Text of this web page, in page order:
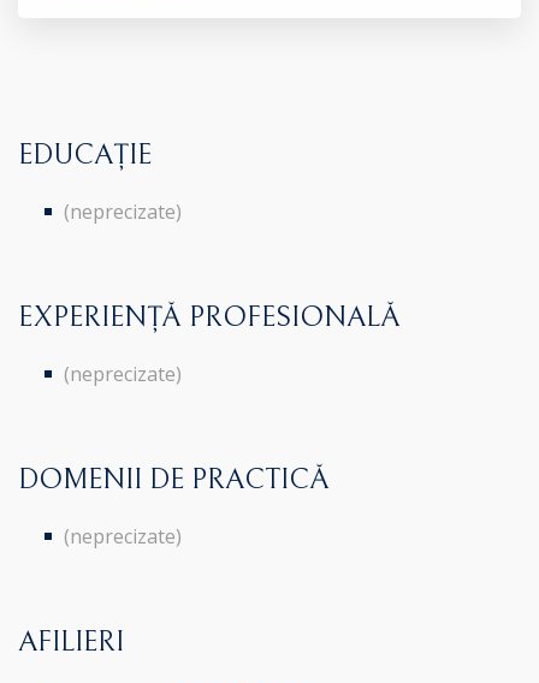
EDUCAȚIE
(neprecizate)
EXPERIENȚĂ PROFESIONALĂ
(neprecizate)
DOMENII DE PRACTICĂ
(neprecizate)
AFILIERI